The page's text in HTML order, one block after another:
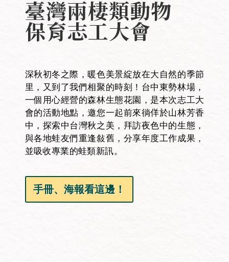
臺灣兩棲類動物
保育志工大會
深秋初冬之際，暖色美景綻放在大自然的季節
里，又到了我們相聚的時刻！台中東勢林場，
一個用心經營的森林生態花園，是本次志工大
會的活動地點，邀您一起前來徜佯於山林芳香
中，探索中台灣秋之美，拜訪夜色中的生態，
與各地蛙友們重逢敍舊，分享年度工作成果，
並吸收專業的蛙類新訊。
手冊、海報看這邊！